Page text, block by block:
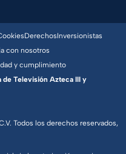
Todos los derechos reservados,
DerechosInversionistas
con nosotros
y cumplimiento
Televisión Azteca III y